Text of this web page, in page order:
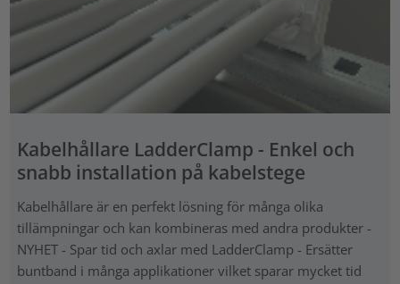
Kabelhållare LadderClamp - Enkel och
snabb installation på kabelstege
Kabelhållare är en perfekt lösning för många olika
tillämpningar och kan kombineras med andra produkter -
NYHET - Spar tid och axlar med LadderClamp - Ersätter
buntband i många applikationer vilket sparar mycket tid